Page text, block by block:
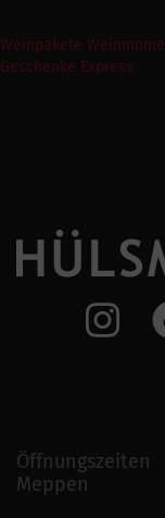
Weinpakete
Geschenke Express
Öffnungszeiten
Meppen